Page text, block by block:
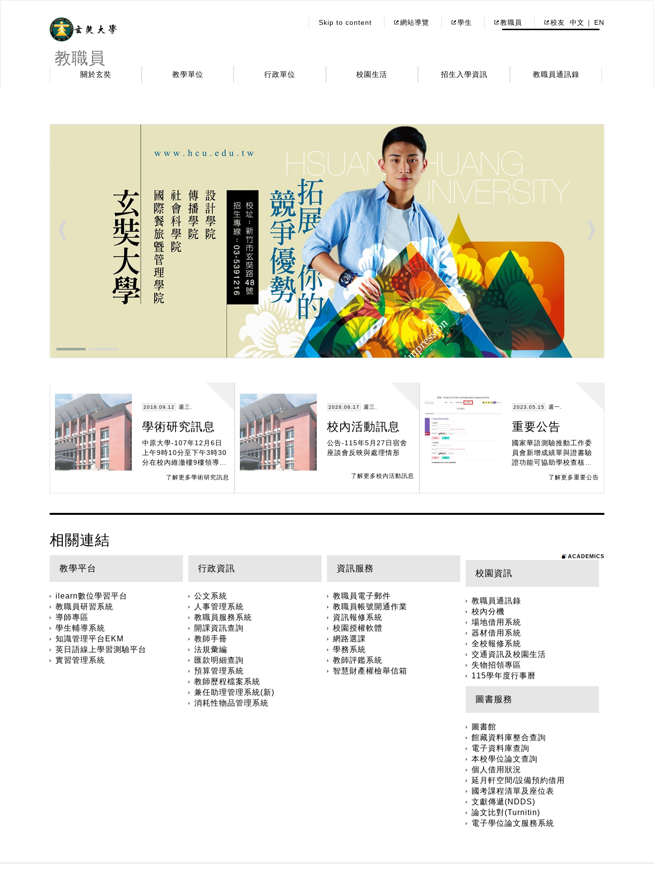
教職員
Skip to content 網站導覽 學生 教職員 校友 中文 EN
關於玄奘 教學單位 行政單位 校園生活 招生入學資訊 教職員通訊錄
2018.09.12 週三.
學術研究訊息
中原大學-107年12月6日
上午9時10分至下午3時30
分在校內維澈樓9樓領導力
服務學習研討會-『拾』光
旅人．大立新世代」
了解更多學術研究訊息
2026.06.17 週三.
校內活動訊息
公告-115年5月27日宿舍
座談會反映與處理情形
了解更多校內活動訊息
2023.05.15 週一.
重要公告
國家華語測驗推動工作委
員會新增成績單與證書驗
證功能可協助學校查核驗
證成績單與證書是否偽
了解更多重要公告
相關連結
ACADEMICS
教學平台
ilearn數位學習平台
教職員研習系統
導師專區
學生輔導系統
知識管理平台EKM
英日語線上學習測驗平台
實習管理系統
行政資訊
公文系統
人事管理系統
教職員服務系統
開課資訊查詢
教師手冊
法規彙編
匯款明細查詢
預算管理系統
教師歷程檔案系統
兼任助理管理系統(新)
消耗性物品管理系統
資訊服務
教職員電子郵件
教職員帳號開通作業
資訊報修系統
校園授權軟體
網路選課
學務系統
教師評鑑系統
智慧財產權檢舉信箱
校園資訊
教職員通訊錄
校內分機
場地借用系統
器材借用系統
全校報修系統
交通資訊及校園生活
失物招領專區
115學年度行事曆
圖書服務
圖書館
館藏資料庫整合查詢
電子資料庫查詢
本校學位論文查詢
個人借用狀況
延月軒空間/設備預約借用
國考課程清單及座位表
文獻傳遞(NDDS)
論文比對(Turnitin)
電子學位論文服務系統